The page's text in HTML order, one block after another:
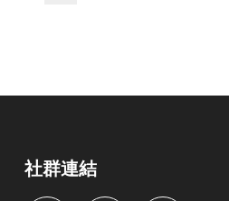
社群連結